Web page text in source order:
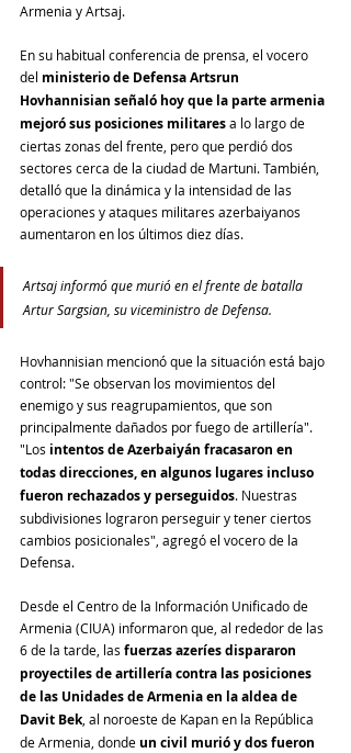
Armenia y Artsaj.
En su habitual conferencia de prensa, el vocero
del ministerio de Defensa Artsrun
Hovhannisian señaló hoy que la parte armenia
mejoró sus posiciones militares a lo largo de
ciertas zonas del frente, pero que perdió dos
sectores cerca de la ciudad de Martuni. También,
detalló que la dinámica y la intensidad de las
operaciones y ataques militares azerbaiyanos
aumentaron en los últimos diez días.
Artsaj informó que murió en el frente de batalla
Artur Sargsian, su viceministro de Defensa.
Hovhannisian mencionó que la situación está bajo
control: "Se observan los movimientos del
enemigo y sus reagrupamientos, que son
principalmente dañados por fuego de artillería".
"Los intentos de Azerbaiyán fracasaron en
todas direcciones, en algunos lugares incluso
fueron rechazados y perseguidos. Nuestras
subdivisiones lograron perseguir y tener ciertos
cambios posicionales", agregó el vocero de la
Defensa.
Desde el Centro de la Información Unificado de
Armenia (CIUA) informaron que, al rededor de las
6 de la tarde, las fuerzas azeríes dispararon
proyectiles de artillería contra las posiciones
de las Unidades de Armenia en la aldea de
Davit Bek , al noroeste de Kapan en la República
de Armenia, donde un civil murió y dos fueron